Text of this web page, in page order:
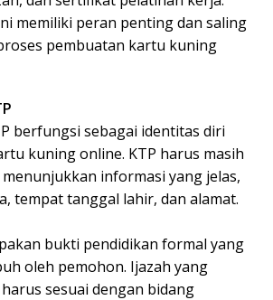
memiliki peran penting dan saling
pembuatan kartu kuning
berfungsi sebagai identitas diri
kuning online. KTP harus masih
informasi yang jelas,
tempat tanggal lahir, dan alamat.
bukti pendidikan formal yang
oleh pemohon. Ijazah yang
sesuai dengan bidang